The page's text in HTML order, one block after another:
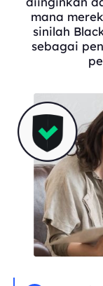
mana
sinilah
sebagai